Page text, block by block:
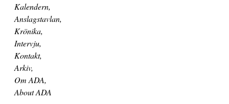
Kalendern
Anslagstavlan
Krönika
Intervju
Kontakt
Arkiv
Om ADA
About ADA